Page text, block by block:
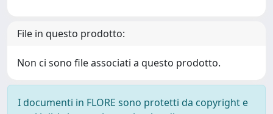
File in questo prodotto:
Non ci sono file associati a questo prodotto.
I documenti in FLORE sono protetti da copyright e